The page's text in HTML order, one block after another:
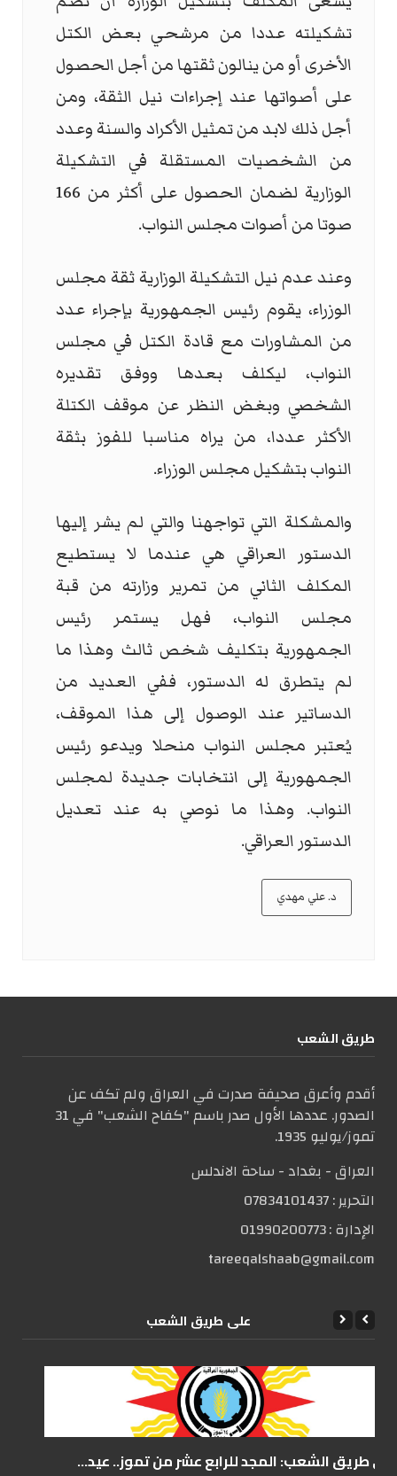
تشكيلته عددا من مرشحي بعض الكتل
الأخرى أو من ينالون ثقتها من أجل الحصول
على أصواتها عند إجراءات نيل الثقة، ومن
أجل ذلك لابد من تمثيل الأكراد والسنة وعدد
من الشخصيات المستقلة في التشكيلة
الوزارية لضمان الحصول على أكثر من 166
صوتا من أصوات مجلس النواب.
وعند عدم نيل التشكيلة الوزارية ثقة مجلس
الوزراء، يقوم رئيس الجمهورية بإجراء عدد
من المشاورات مع قادة الكتل في مجلس
النواب، ليكلف بعدها ووفق تقديره
الشخصي وبغض النظر عن موقف الكتلة
الأكثر عددا، من يراه مناسبا للفوز بثقة
النواب بتشكيل مجلس الوزراء.
والمشكلة التي تواجهنا والتي لم يشر إليها
الدستور العراقي هي عندما لا يستطيع
المكلف الثاني من تمرير وزارته من قبة
مجلس النواب، فهل يستمر رئيس
الجمهورية بتكليف شخص ثالث وهذا ما
لم يتطرق له الدستور، ففي العديد من
الدساتير عند الوصول إلى هذا الموقف،
يُعتبر مجلس النواب منحلا ويدعو رئيس
الجمهورية إلى انتخابات جديدة لمجلس
النواب. وهذا ما نوصي به عند تعديل
الدستور العراقي.
د. علي مهدي
طریق الشعب
أقدم وأعرق صحيفة صدرت في العراق ولم تكف عن
الصدور. عددها الأول صدر باسم "كفاح الشعب" في 31
تموز/يوليو 1935.
العراق - بغداد - ساحة الاندلس
التحریر :07834101437
الإدارة :01990200773
tareeqalshaab@gmail.com
علی طریق الشعب
على طريق الشعب: المجد للرابع عشر من تموز.. عيد...